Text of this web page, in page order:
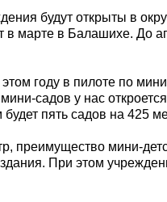
будут открыты в
в марте в Балашихе. До
году в пилоте по
садов у нас
пять садов на 425
преимущество мини-
При этом